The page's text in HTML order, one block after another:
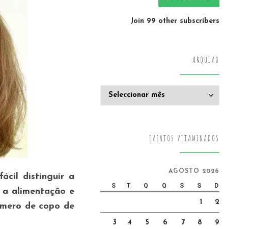
distinguir a
alimentação e
de copo de
Join 99 other subscribers
ARQUIVO
EVENTOS VITAMINADOS
AGOSTO 2026
S T Q Q S S D
1 2
3 4 5 6 7 8 9